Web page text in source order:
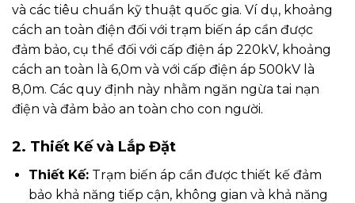
và các tiêu chuẩn kỹ thuật quốc gia. Ví dụ, khoảng
cách an toàn điện đối với trạm biến áp cần được
đảm bảo, cụ thể đối với cấp điện áp 220kV, khoảng
cách an toàn là 6,0m và với cấp điện áp 500kV là
8,0m. Các quy định này nhằm ngăn ngừa tai nạn
điện và đảm bảo an toàn cho con người.
2. Thiết Kế và Lắp Đặt
Thiết Kế:Trạm biến áp cần được thiết kế đảm
bảo khả năng tiếp cận, không gian và khả năng